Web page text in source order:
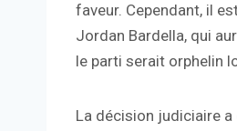
faveur. Cependant, il
Jordan Bardella, qui
le parti serait orphelin
La décision judiciaire